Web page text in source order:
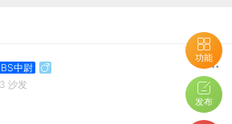
功能
发布
中尉
沙发